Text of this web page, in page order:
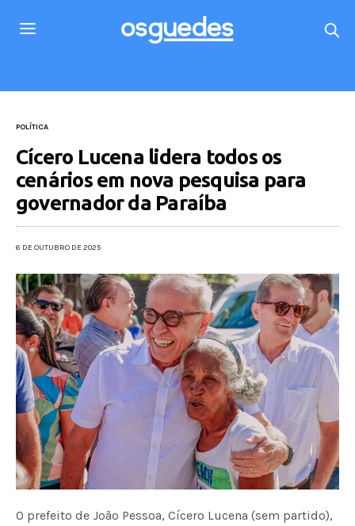
POLÍTICA
Cícero Lucena lidera todos os
cenários em nova pesquisa para
governador da Paraíba
6 DE OUTUBRO DE 2025
O prefeito de João Pessoa, Cícero Lucena (sem partido),